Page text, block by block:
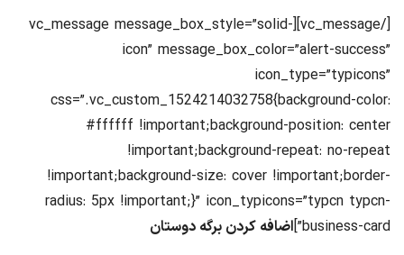
[/vc_message][vc_message message_box_style=”solid-
icon” message_box_color=”alert-success”
icon_type=”typicons”
css=”.vc_custom_1524214032758{background-color:
#ffffff !important;background-position: center
!important;background-repeat: no-repeat
!important;background-size: cover !important;border-
radius: 5px !important;}” icon_typicons=”typcn typcn-
business-card”] اضافه کردن برگه دوستان